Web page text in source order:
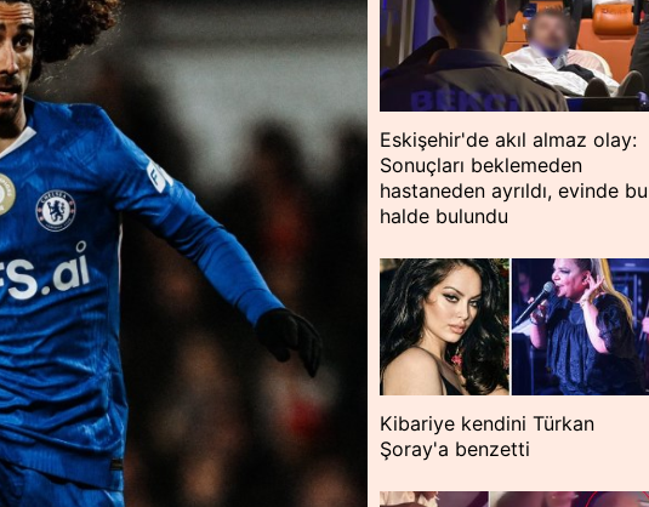
Eskişehir'de akıl almaz olay:
Sonuçları beklemeden
hastaneden ayrıldı, evinde bu
halde bulundu
Kibariye kendini Türkan
Şoray'a benzetti